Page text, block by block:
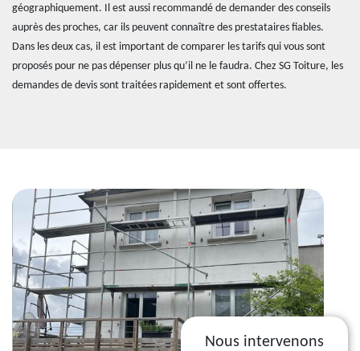
géographiquement. Il est aussi recommandé de demander des conseils
auprès des proches, car ils peuvent connaître des prestataires fiables.
Dans les deux cas, il est important de comparer les tarifs qui vous sont
proposés pour ne pas dépenser plus qu’il ne le faudra. Chez SG Toiture, les
demandes de devis sont traitées rapidement et sont offertes.
Nous intervenons